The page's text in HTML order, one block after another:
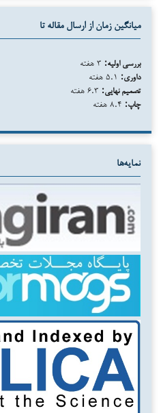
میانگین زمان از ارسال مقاله تا
بررسی اولیه:
داوری:
تصمیم نهایی:
چاپ:
نمایه‌ها